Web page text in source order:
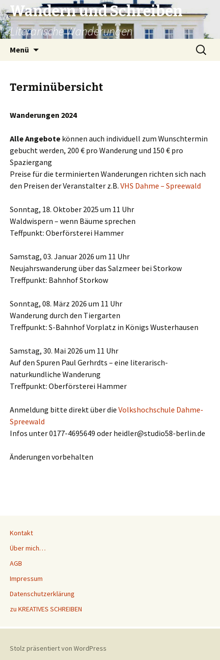
Wandern und Schreiben
Literarische Wanderungen
Menü
Suche
nach:
Terminübersicht
Wanderungen 2024
Alle Angebote können auch individuell zum Wunschtermin
gebucht werden, 200 € pro Wanderung und 150 € pro
Spaziergang
Preise für die terminierten Wanderungen richten sich nach
den Preisen der Veranstalter z.B. VHS Dahme – Spreewald
Sonntag, 18. Oktober 2025 um 11 Uhr
Waldwispern – wenn Bäume sprechen
Teffpunkt: Oberförsterei Hammer
Samstag, 03. Januar 2026 um 11 Uhr
Neujahrswanderung über das Salzmeer bei Storkow
Treffpunkt: Bahnhof Storkow
Sonntag, 08. März 2026 um 11 Uhr
Wanderung durch den Tiergarten
Treffpunkt: S-Bahnhof Vorplatz in Königs Wusterhausen
Samstag, 30. Mai 2026 um 11 Uhr
Auf den Spuren Paul Gerhrdts – eine literarisch-
naturkundliche Wanderung
Treffpunkt: Oberförsterei Hammer
Anmeldung bitte direkt über die Volkshochschule Dahme-
Spreewald
Infos unter 0177-4695649 oder heidler@studio58-berlin.de
Änderungen vorbehalten
Kontakt
Über mich…
AGB
Impressum
Datenschutzerklärung
zu KREATIVES SCHREIBEN
Stolz präsentiert von WordPress